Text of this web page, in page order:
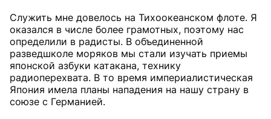
Служить мне довелось на Тихоокеанском флоте. Я
оказался в числе более грамотных, поэтому нас
определили в радисты. В объединенной
разведшколе моряков мы стали изучать приемы
японской азбуки катакана, технику
радиоперехвата. В то время империалистическая
Япония имела планы нападения на нашу страну в
союзе с Германией.